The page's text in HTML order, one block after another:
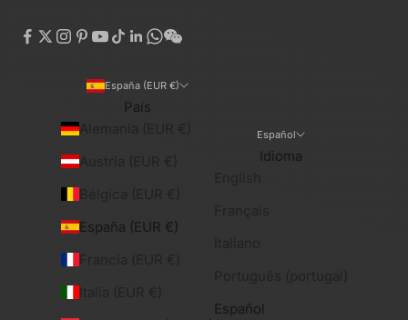
España (EUR €)
País
España (EUR €)
Español
Idioma
Español